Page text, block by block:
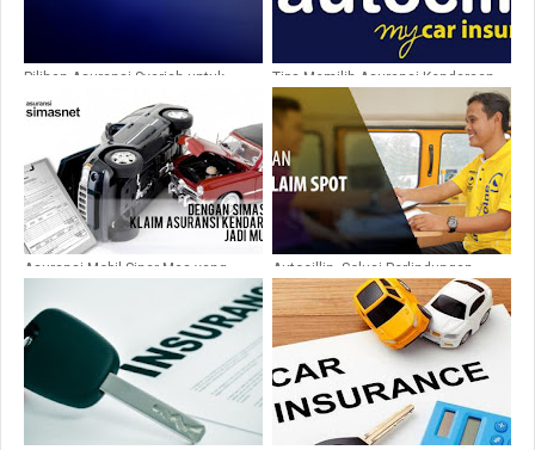
Pilihan Asuransi Syariah untuk
Tips Memilih Asuransi Kendaraan
yang Tepat
Asuransi Mobil Sinar Mas yang
Autocillin, Solusi Perlindungan
Mobil Anda